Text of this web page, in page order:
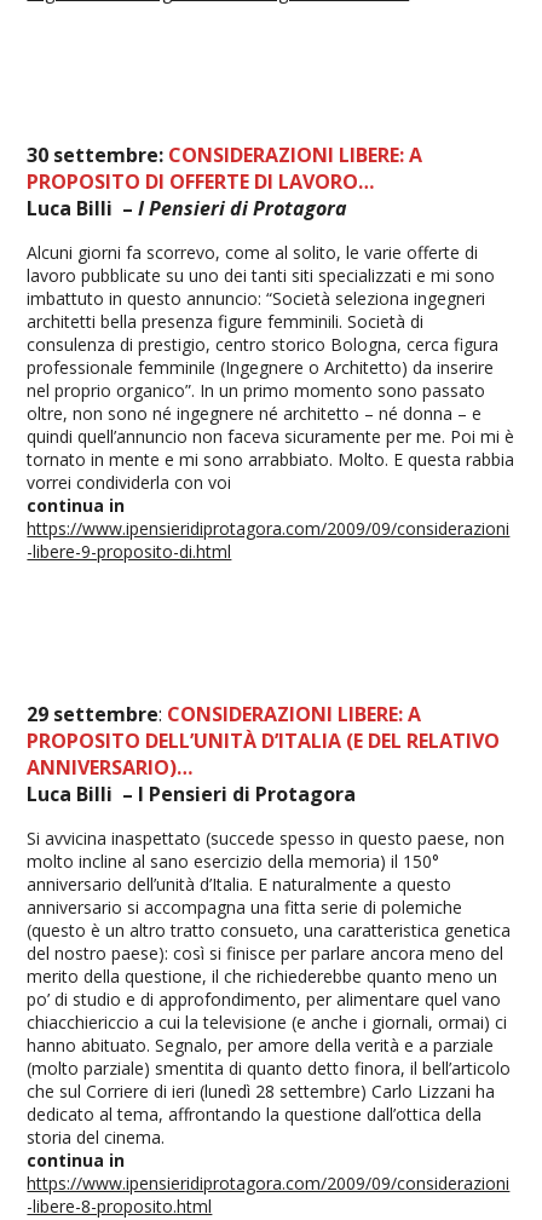
30 settembre: CONSIDERAZIONI LIBERE: A
PROPOSITO DI OFFERTE DI LAVORO…
Luca Billi –I Pensieri di Protagora
Alcuni giorni fa scorrevo, come al solito, le varie offerte di
lavoro pubblicate su uno dei tanti siti specializzati e mi sono
imbattuto in questo annuncio: “Società seleziona ingegneri
architetti bella presenza figure femminili. Società di
consulenza di prestigio, centro storico Bologna, cerca figura
professionale femminile (Ingegnere o Architetto) da inserire
nel proprio organico”. In un primo momento sono passato
oltre, non sono né ingegnere né architetto – né donna – e
quindi quell’annuncio non faceva sicuramente per me. Poi mi è
tornato in mente e mi sono arrabbiato. Molto. E questa rabbia
vorrei condividerla con voi
continua in
https://www.ipensieridiprotagora.com/2009/09/considerazioni
-libere-9-proposito-di.html
29 settembre: CONSIDERAZIONI LIBERE: A
PROPOSITO DELL’UNITÀ D’ITALIA (E DEL RELATIVO
ANNIVERSARIO)…
Luca Billi – I Pensieri di Protagora
Si avvicina inaspettato (succede spesso in questo paese, non
molto incline al sano esercizio della memoria) il 150°
anniversario dell’unità d’Italia. E naturalmente a questo
anniversario si accompagna una fitta serie di polemiche
(questo è un altro tratto consueto, una caratteristica genetica
del nostro paese): così si finisce per parlare ancora meno del
merito della questione, il che richiederebbe quanto meno un
po’ di studio e di approfondimento, per alimentare quel vano
chiacchiericcio a cui la televisione (e anche i giornali, ormai) ci
hanno abituato. Segnalo, per amore della verità e a parziale
(molto parziale) smentita di quanto detto finora, il bell’articolo
che sul Corriere di ieri (lunedì 28 settembre) Carlo Lizzani ha
dedicato al tema, affrontando la questione dall’ottica della
storia del cinema.
continua in
https://www.ipensieridiprotagora.com/2009/09/considerazioni
-libere-8-proposito.html